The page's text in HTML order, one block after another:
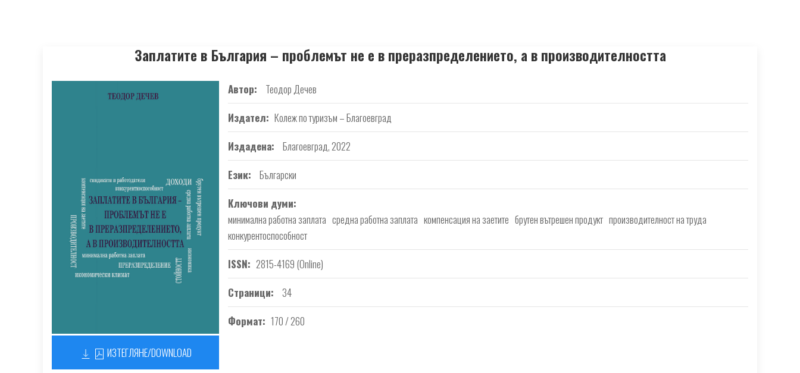
Заплатите в България – проблемът не е в преразпределението, а в производителността
ИЗТЕГЛЯНЕ/DOWNLOAD
Автор
Теодор Дечев
Издател Колеж по туризъм – Благоевград
Издадена
Благоевград, 2022
Език
Български
Ключови думи
минимална работна заплата средна работна заплата компенсация на заетите брутен вътрешен продукт производителност на труда
конкурентоспособност
ISSN 2815-4169 (Online)
Страници
34
Формат 170 / 260